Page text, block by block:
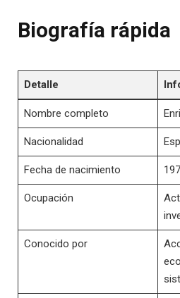
Biografía rápida
Detalle
Nombre completo
Nacionalidad
Fecha de nacimiento
Ocupación
Conocido por